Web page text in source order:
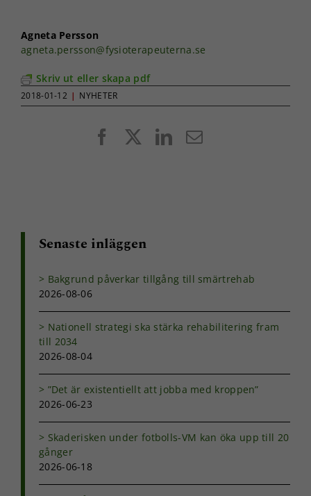
Agneta Persson
agneta.persson@fysioterapeuterna.se
Skriv ut eller skapa pdf
2018-01-12 | NYHETER
FacebookLinkedIn
E-
Senaste inläggen
Bakgrund påverkar tillgång till smärtrehab
2026-08-06
Nationell strategi ska stärka rehabilitering fram
till 2034
2026-08-04
”Det är existentiellt att jobba med kroppen”
2026-06-23
Skaderisken under fotbolls-VM kan öka upp till 20
gånger
2026-06-18